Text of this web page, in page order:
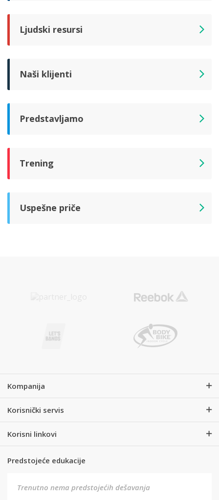
Ljudski resursi
Naši klijenti
Predstavljamo
Trening
Uspešne priče
Kompanija
Korisnički servis
Korisni linkovi
Predstojeće edukacije
Trenutno nema predstojećih dešavanja